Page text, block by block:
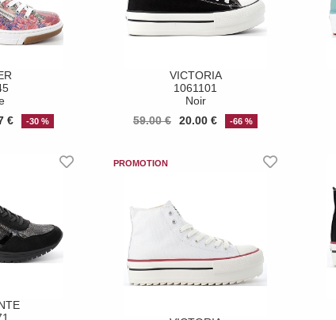
€ -30 %
VICTORIA
1061101
Noir
59.00 €
20.00 € -66 %